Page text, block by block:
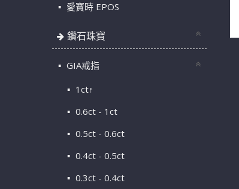
愛寶時 EPOS
鑽石珠寶
GIA戒指
1ct↑
0.6ct - 1ct
0.5ct - 0.6ct
0.4ct - 0.5ct
0.3ct - 0.4ct